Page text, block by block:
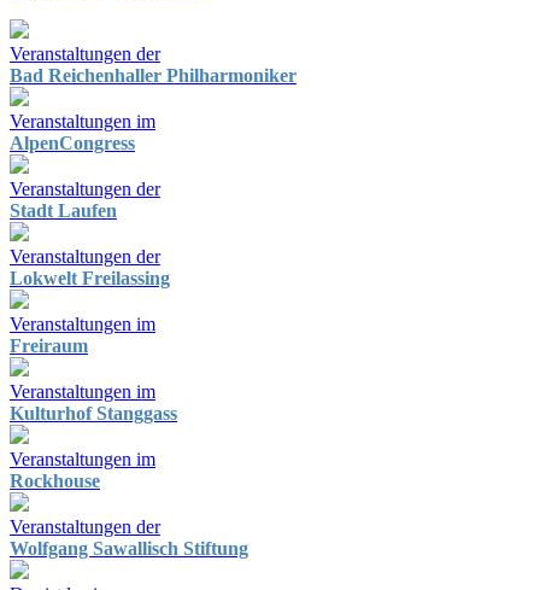
Veranstaltungen der
Bad Reichenhaller Philharmoniker
Veranstaltungen im
AlpenCongress
Veranstaltungen der
Stadt Laufen
Veranstaltungen der
Lokwelt Freilassing
Veranstaltungen im
Freiraum
Veranstaltungen im
Kulturhof Stanggass
Veranstaltungen im
Rockhouse
Veranstaltungen der
Wolfgang Sawallisch Stiftung